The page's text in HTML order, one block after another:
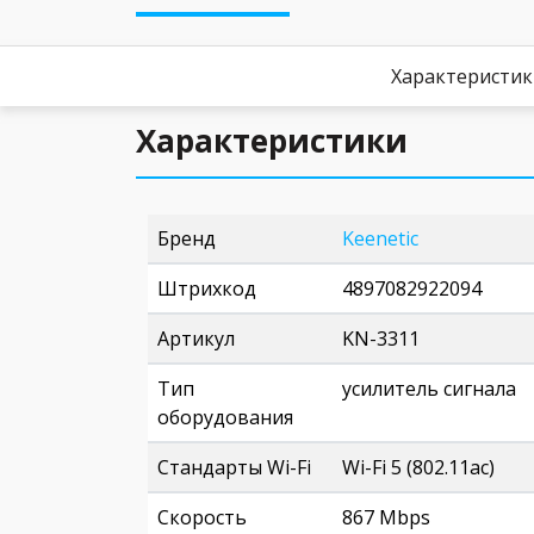
Характеристики
Бренд
Keenetic
Штрихкод
4897082922094
Артикул
KN-3311
Тип
оборудования
усилитель сигнала
Стандарты Wi-Fi
Wi-Fi 5 (802.11ac)
Скорость
867 Mbps